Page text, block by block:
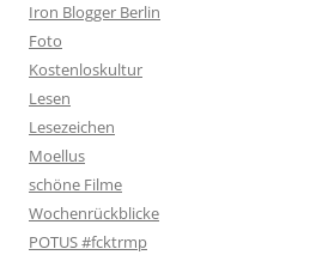
Iron Blogger Berlin
Foto
Kostenloskultur
Lesen
Lesezeichen
Moellus
schöne Filme
Wochenrückblicke
POTUS #fcktrmp